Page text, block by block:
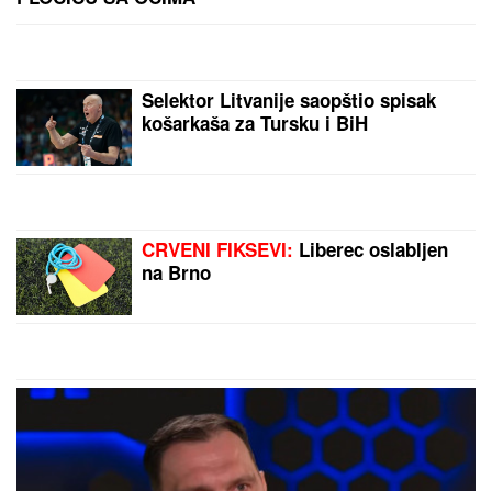
"Sa Ovčara i Kablara" počeo 65. jubilarni
Dragačevski sabor trubača
BIVŠI RIJALITI PAR PRODAJE KUĆU
U KOJU SU ULOŽILI 200.000 EVRA